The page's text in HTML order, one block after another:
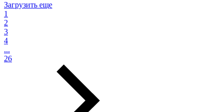
Загрузить еще
1
2
3
4
...
26